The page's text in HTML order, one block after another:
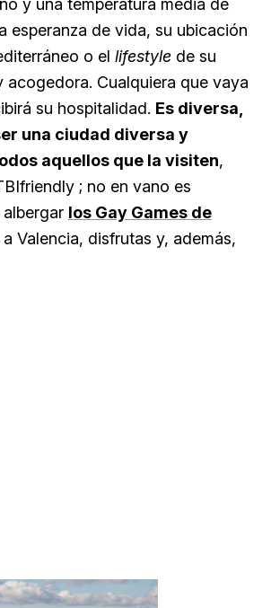
esperanza de vida, su ubicación
o el lifestyle de su
acogedora. Cualquiera que vaya
su hospitalidad. Es diversa,
una ciudad diversa y
aquellos que la visiten,
; no en vano es
los Gay Games de
a Valencia, disfrutas y, además,